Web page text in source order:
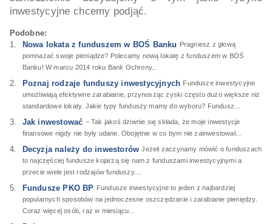
inwestycyjne chcemy podjąć.
Podobne:
Nowa lokata z funduszem w BOŚ Banku Pragniesz z głową
pomnażać swoje pieniądze? Polecamy nową lokatę z funduszem w BOŚ
Banku! W marcu 2014 roku Bank Ochrony...
Poznaj rodzaje funduszy inwestycyjnych Fundusze inwestycyjne
umożliwiają efektywne zarabianie, przynosząc zyski często dużo większe niż
standardowe lokaty. Jakie typy funduszy mamy do wyboru? Fundusz...
Jak inwestować – Tak jakoś dziwnie się składa, że moje inwestycje
finansowe nigdy nie były udane. Obojętnie w co bym nie zainwestował...
Decyzja należy do inwestorów Jeżeli zaczynamy mówić o funduszach
to najczęściej fundusze kojarzą się nam z funduszami inwestycyjnymi a
przecie wiele jest rodzajów funduszy....
Fundusze PKO BP Fundusze inwestycyjne to jeden z najbardziej
popularnych sposobów na jednoczesne oszczędzanie i zarabianie pieniędzy.
Coraz więcej osób, raz w miesiącu...